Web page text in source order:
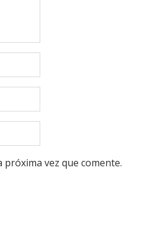
vez que comente.